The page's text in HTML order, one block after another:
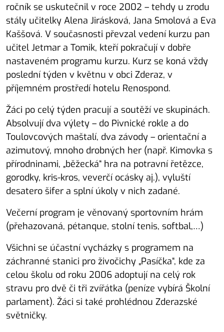
ročník se uskutečnil v roce 2002 – tehdy u zrodu
stály učitelky Alena Jirásková, Jana Smolová a Eva
Kaššová. V současnosti převzal vedení kurzu pan
učitel Jetmar a Tomik, kteří pokračují v dobře
nastaveném programu kurzu. Kurz se koná vždy
poslední týden v květnu v obci Zderaz, v
příjemném prostředí hotelu Renospond.
Žáci po celý týden pracují a soutěží ve skupinách.
Absolvují dva výlety – do Pivnické rokle a do
Toulovcových maštalí, dva závody – orientační a
azimutový, mnoho drobných her (např. Kimovka s
přírodninami, „běžecká“ hra na potravní řetězce,
gorodky, kris-kros, veverčí ocásky aj.), vyluští
desatero šifer a splní úkoly v nich zadané.
Večerní program je věnovaný sportovním hrám
(přehazovaná, pétanque, stolní tenis, softbal,…)
Všichni se účastní vycházky s programem na
záchranné stanici pro živočichy „Pasíčka“, kde za
celou školu od roku 2006 adoptují na celý rok
stravu pro dvě či tři zvířátka (peníze vybírá Školní
parlament). Žáci si také prohlédnou Zderazské
světničky.